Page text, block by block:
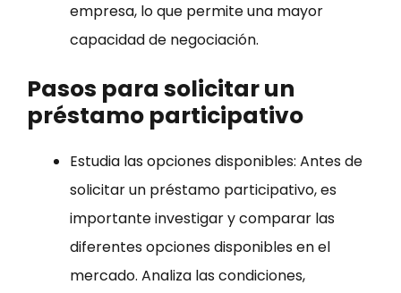
empresa, lo que permite una mayor
capacidad de negociación.
Pasos para solicitar un
préstamo participativo
Estudia las opciones disponibles: Antes de
solicitar un préstamo participativo, es
importante investigar y comparar las
diferentes opciones disponibles en el
mercado. Analiza las condiciones,